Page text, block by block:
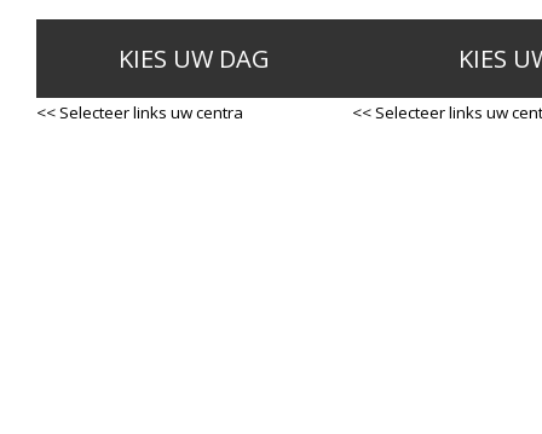
KIES UW DAG
<< Selecteer links uw centra
KIES
<< Selecteer links uw